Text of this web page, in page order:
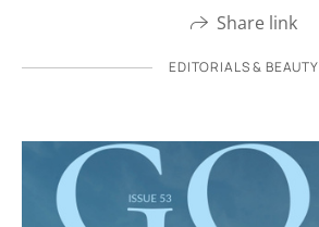
Share link
EDITORIALS & BEAUTY